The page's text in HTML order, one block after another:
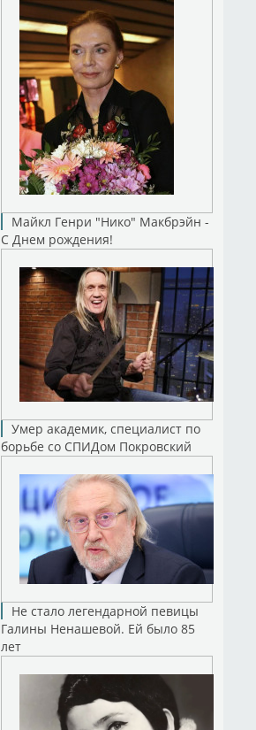
Майкл Генри "Нико" Макбрэйн -
С Днем рождения!
Умер академик, специалист по
борьбе со СПИДом Покровский
Не стало легендарной певицы
Галины Ненашевой. Ей было 85
лет